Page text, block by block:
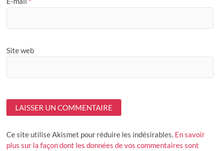
Site web
Ce site utilise Akismet pour réduire les indésirables. En savoir
plus sur la façon dont les données de vos commentaires sont